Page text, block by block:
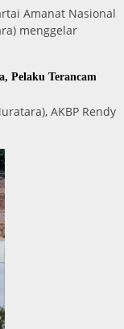
Amanat Nasional
menggelar
Pelaku Terancam
AKBP Rendy